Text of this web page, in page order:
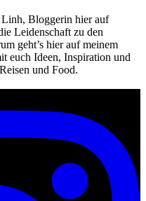
Bloggerin hier auf
Leidenschaft zu den
geht’s hier auf meinem
euch Ideen, Inspiration und
und Food.